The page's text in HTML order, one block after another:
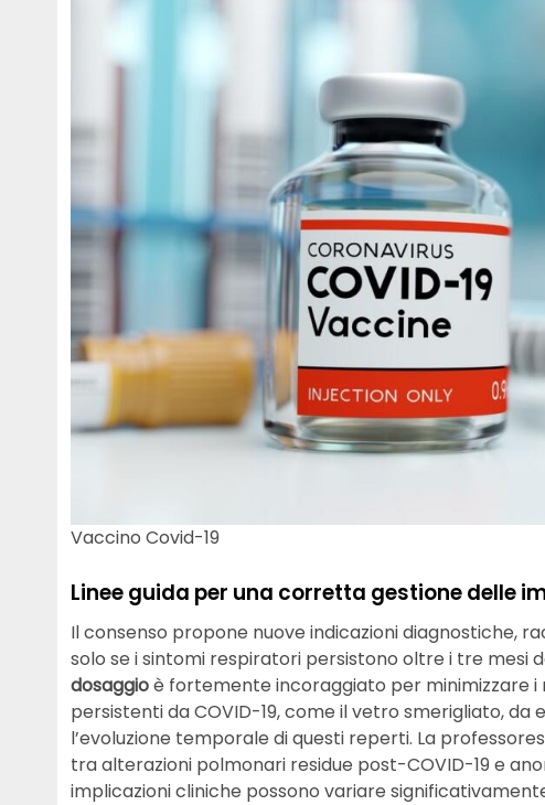
Vaccino Covid-19
Linee guida per una corretta gestione delle
Il consenso propone nuove indicazioni diagnostiche,
solo se i sintomi respiratori persistono oltre i tre mesi
dosaggioè fortemente incoraggiato per minimizzare i
persistenti da COVID-19, come il vetro smerigliato,
l’evoluzione temporale di questi reperti. La
tra alterazioni polmonari residue post-COVID-19 e
implicazioni cliniche possono variare